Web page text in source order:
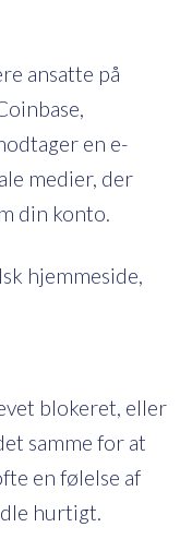
ansatte på
en e-
medier, der
din konto.
hjemmeside,
blokeret, eller
samme for at
en følelse af
hurtigt.